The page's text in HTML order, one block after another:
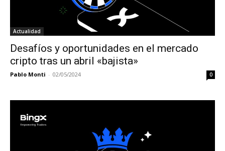
Actualidad
Desafíos y oportunidades en el mercado
cripto tras un abril «bajista»
Pablo Monti - 02/05/2024 0